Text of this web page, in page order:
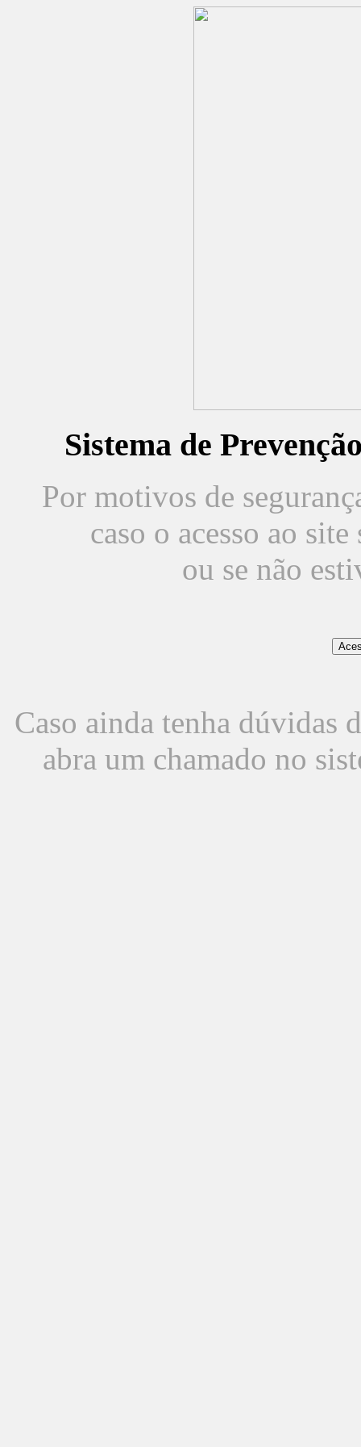
Sistema de
Por motivos de
caso o acesso ao
ou se não
Caso ainda tenha dúvidas
abra um chamado no